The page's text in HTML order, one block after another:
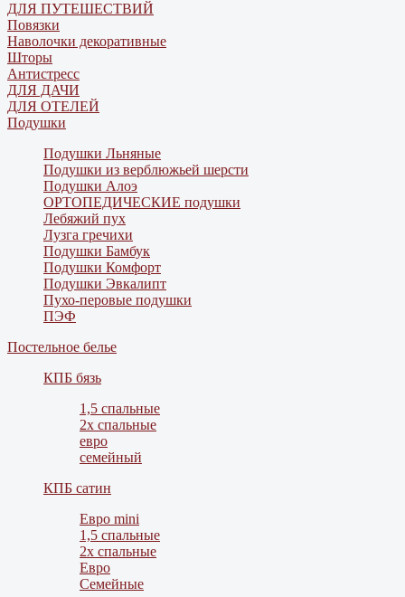
ДЛЯ ПУТЕШЕСТВИЙ
Повязки
Наволочки декоративные
Шторы
Антистресс
ДЛЯ ДАЧИ
ДЛЯ ОТЕЛЕЙ
Подушки
Подушки Льняные
Подушки из верблюжьей шерсти
Подушки Алоэ
ОРТОПЕДИЧЕСКИЕ подушки
Лебяжий пух
Лузга гречихи
Подушки Бамбук
Подушки Комфорт
Подушки Эвкалипт
Пухо-перовые подушки
ПЭФ
Постельное белье
КПБ бязь
1,5 спальные
2х спальные
евро
семейный
КПБ сатин
Евро mini
1,5 спальные
2х спальные
Евро
Семейные